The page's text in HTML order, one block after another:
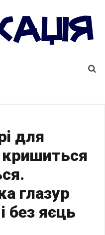
для
кришиться
глазур
без яєць